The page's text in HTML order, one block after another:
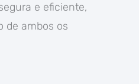
e eficiente,
de ambos os